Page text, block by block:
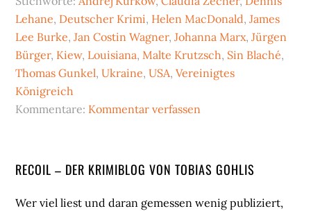
Lehane, Deutscher Krimi, Helen MacDonald,James
Lee Burke,Jan Costin Wagner,Johanna Marx,Jürgen
Bürger, Kiew, Louisiana,Malte Krutzsch, Sin Blaché,
Thomas Gunkel,Ukraine,USA,Vereinigtes
Königreich
Kommentare: Kommentar verfassen
Seitenspalte
RECOIL – DER KRIMIBLOG VON TOBIAS GOHLIS
Wer viel liest und daran gemessen wenig publiziert,